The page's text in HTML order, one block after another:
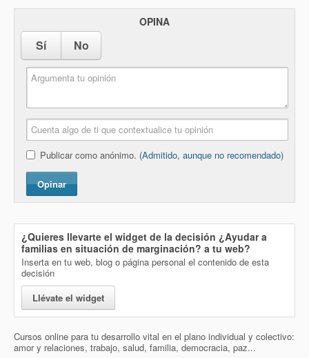
OPINA
Sí No
Publicar como anónimo. (Admitido, aunque no recomendado)
Opinar
¿Quieres llevarte el widget de la decisión ¿Ayudar a
familias en situación de marginación? a tu web?
Inserta en tu web, blog o página personal el contenido de esta
decisión
Llévate el widget
Cursos online para tu desarrollo vital en el plano individual y colectivo:
amor y relaciones, trabajo, salud, familia, democracia, paz...